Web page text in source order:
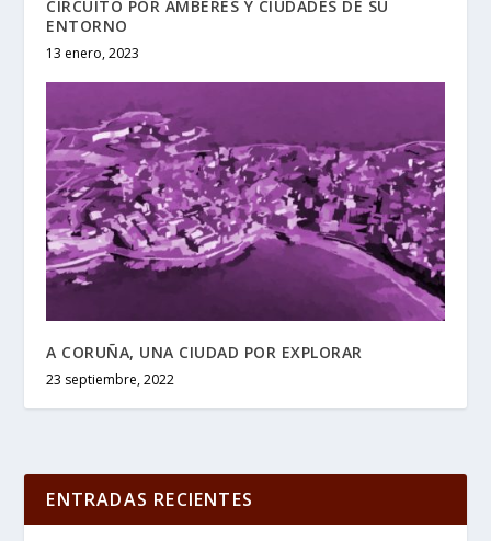
CIRCUITO POR AMBERES Y CIUDADES DE SU
ENTORNO
13 enero, 2023
A CORUÑA, UNA CIUDAD POR EXPLORAR
23 septiembre, 2022
ENTRADAS RECIENTES